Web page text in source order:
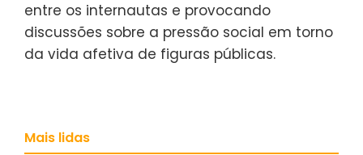
entre os internautas e provocando
discussões sobre a pressão social em torno
da vida afetiva de figuras públicas.
Mais lidas